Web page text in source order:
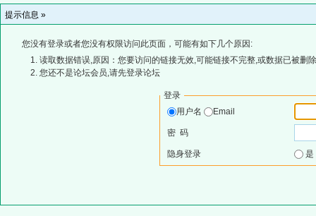
提示信息 »
您没有登录或者您没有权限访问此页面，可能有如下几个原因:
读取数据错误,原因：您要访问的链接无效,可能链接不完整,或数据已被删
您还不是论坛会员,请先登录论坛
登录
用户名
Email
密 码
隐身登录